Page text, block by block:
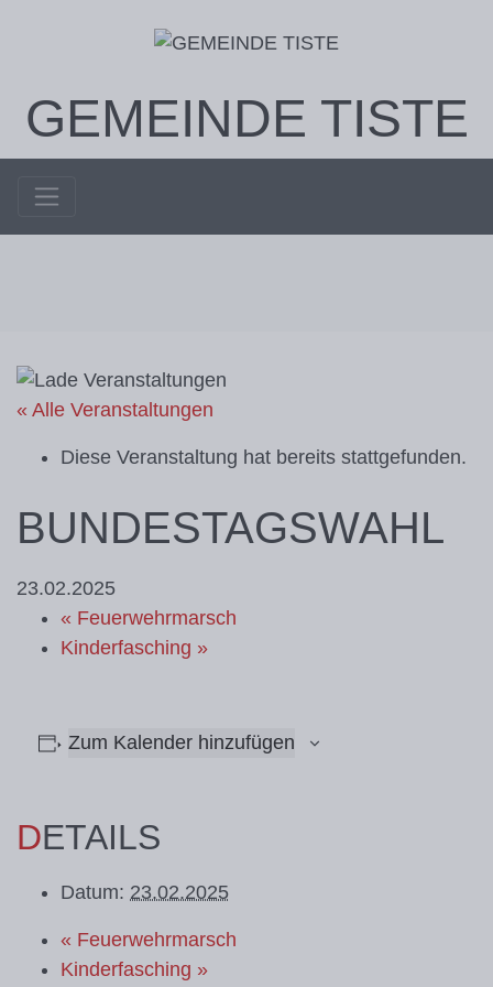
GEMEINDE TISTE
« Alle Veranstaltungen
Diese Veranstaltung hat bereits stattgefunden.
BUNDESTAGSWAHL
23.02.2025
« Feuerwehrmarsch
Kinderfasching »
Zum Kalender hinzufügen
DETAILS
Datum: 23.02.2025
« Feuerwehrmarsch
Kinderfasching »